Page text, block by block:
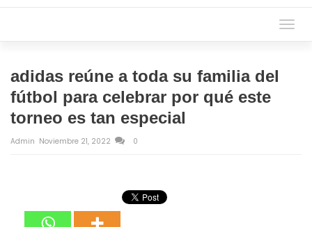
adidas reúne a toda su familia del
fútbol para celebrar por qué este
torneo es tan especial
Admin Noviembre 21, 2022 0